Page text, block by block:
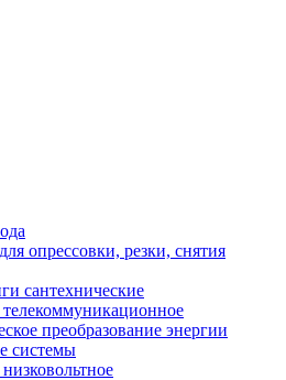
опрессовки, резки, снятия
сантехнические
преобразование энергии
системы